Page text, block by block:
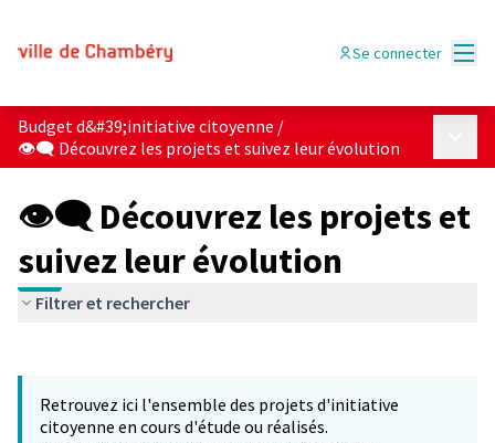
Se connecter
Budget d&#39;initiative citoyenne /
👁‍🗨 Découvrez les projets et suivez leur évolution
👁‍🗨 Découvrez les projets et
suivez leur évolution
Filtrer et rechercher
−
Retrouvez ici l'ensemble des projets d'initiative
citoyenne en cours d'étude ou réalisés.